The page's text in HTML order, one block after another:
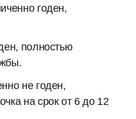
годен,
полностью
не годен,
на срок от 6 до 12